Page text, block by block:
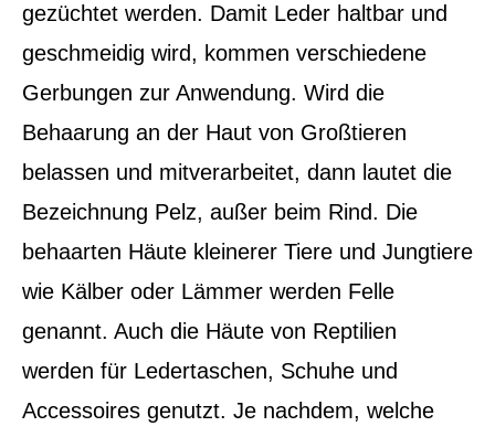
gezüchtet werden. Damit Leder haltbar und
geschmeidig wird, kommen verschiedene
Gerbungen zur Anwendung. Wird die
Behaarung an der Haut von Großtieren
belassen und mitverarbeitet, dann lautet die
Bezeichnung Pelz, außer beim Rind. Die
behaarten Häute kleinerer Tiere und Jungtiere
wie Kälber oder Lämmer werden Felle
genannt. Auch die Häute von Reptilien
werden für Ledertaschen, Schuhe und
Accessoires genutzt. Je nachdem, welche